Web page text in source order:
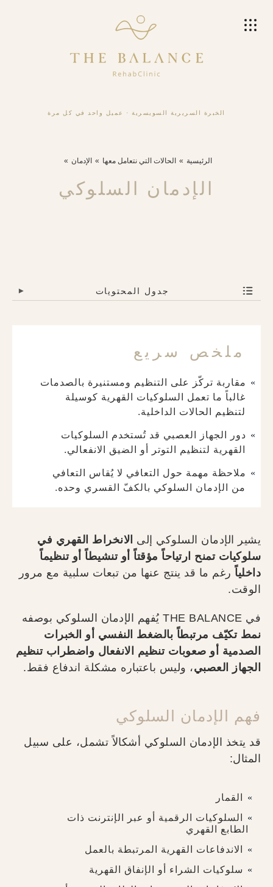
الخبرة السريرية السويسرية · عميل واحد في كل مرة
الرئيسية الحالات التي نتعامل معها الإدمان
الإدمان السلوكي
جدول المحتويات ▾
ملخص سريع
مقاربة تركّز على التنظيم ومستنيرة بالصدمات
غالباً ما تعمل السلوكيات القهرية كوسيلة
لتنظيم الحالات الداخلية.
دور الجهاز العصبي قد تُستخدم السلوكيات
القهرية لتنظيم التوتر أو الضيق الانفعالي.
ملاحظة مهمة حول التعافي لا يُقاس التعافي
من الإدمان السلوكي بالكفّ القسري وحده.
يشير الإدمان السلوكي إلى الانخراط القهري في
سلوكيات تمنح ارتياحاً مؤقتاً أو تنشيطاً أو تنظيماً
داخلياً رغم ما قد ينتج عنها من تبعات سلبية مع مرور
الوقت.
في THE BALANCE يُفهم الإدمان السلوكي بوصفه
نمط تكيّف مرتبطاً بالضغط النفسي أو الخبرات
الصدمية أو صعوبات تنظيم الانفعال واضطراب تنظيم
الجهاز العصبي، وليس باعتباره مشكلة اندفاع فقط.
فهم الإدمان السلوكي
قد يتخذ الإدمان السلوكي أشكالاً تشمل، على سبيل
المثال:
القمار
السلوكيات الرقمية أو عبر الإنترنت ذات
الطابع القهري
الاندفاعات القهرية المرتبطة بالعمل
سلوكيات الشراء أو الإنفاق القهرية